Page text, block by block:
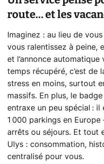
route… et les
Imaginez : au lieu de
vous ralentissez à peine,
et l’annonce
temps récupéré, c’est de
stress en moins, surtout
massifs. En plus, le
entraxe un peu spécial :
1 000 parkings en
arrêts ou séjours. Et tout
Ulys : consommation,
centralisé pour vous.